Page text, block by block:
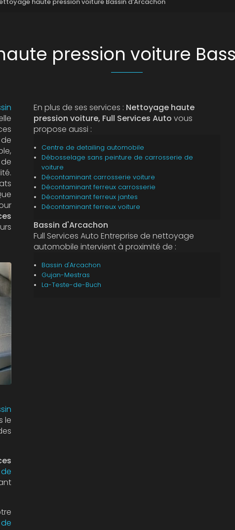
pression voiture
le
En plus de ses services : Nettoyage haute
pression voiture, Full Services Auto vous
propose aussi :
Centre de detailing automobile
Débosselage sans peinture de carrosserie de
voiture
Décontaminant carrosserie voiture
Décontaminant ferreux carrosserie
Décontaminant ferreux jantes
Décontaminant ferreux voiture
Bassin d'Arcachon
Full Services Auto Entreprise de nettoyage
automobile intervient à proximité de :
Bassin d'Arcachon
Gujan-Mestras
La-Teste-de-Buch